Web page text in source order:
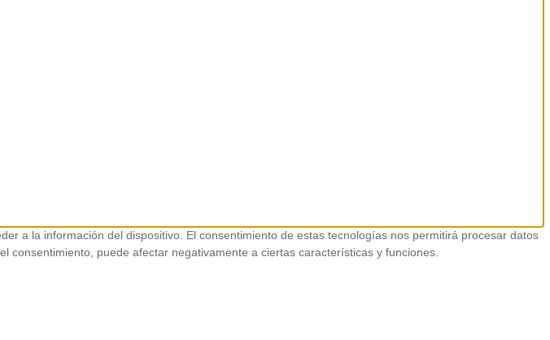
a la información del dispositivo. El consentimiento de estas tecnologías nos permitirá procesar datos
puede afectar negativamente a ciertas características y funciones.